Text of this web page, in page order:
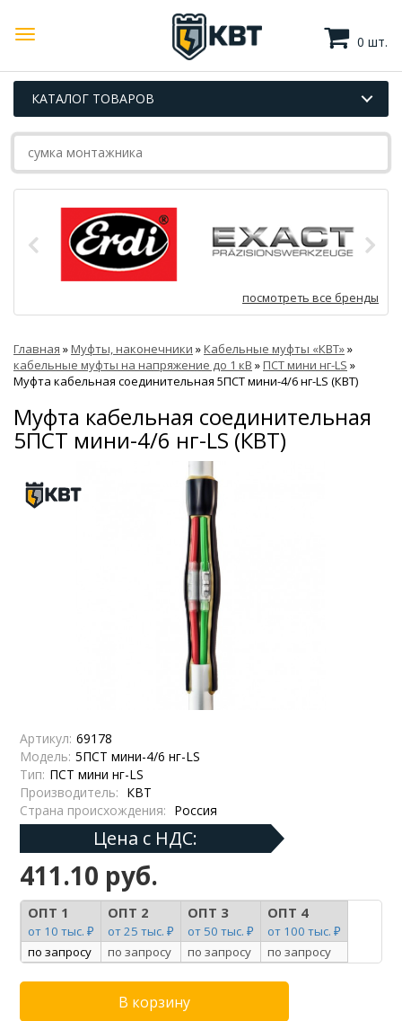
0 шт.
КАТАЛОГ ТОВАРОВ
посмотреть все бренды
Главная »Муфты, наконечники »Кабельные муфты «КВТ»»
кабельные муфты на напряжение до 1 кВ »ПСТ мини нг-LS »
Муфта кабельная соединительная 5ПСТ мини-4/6 нг-LS (КВТ)
Муфта кабельная соединительная
5ПСТ мини-4/6 нг-LS (КВТ)
Артикул: 69178
Модель: 5ПСТ мини-4/6 нг-LS
Тип: ПСТ мини нг-LS
Производитель: КВТ
Страна происхождения: Россия
Цена с НДС:
411.10 руб.
ОПТ 1
от 10 тыс. ₽
ОПТ 2
от 25 тыс. ₽
ОПТ 3
от 50 тыс. ₽
ОПТ 4
от 100 тыс. ₽
по запросу
по запросу по запросу по запросу